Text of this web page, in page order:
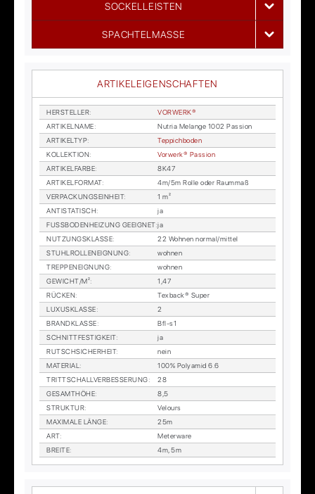
SOCKELLEISTEN
SPACHTELMASSE
ARTIKELEIGENSCHAFTEN
HER­STEL­LER:
VOR­WER­K®
AR­TI­KEL­NA­ME:
Nut­ria Me­lan­ge 1002 Pas­si­on
AR­TI­KEL­TYP:
Tep­pich­bo­den
KOL­LEK­TI­ON:
Vor­wer­k® Pas­si­on
AR­TI­KEL­FAR­BE:
8K47
AR­TI­KEL­FOR­MAT:
4m/5m Rol­le oder Raum­maß
VER­PA­CKUNGS­EIN­HEIT:
1 m²
AN­TI­STA­TISCH:
ja
FUSS­BO­DEN­HEI­ZUNG GE­EIG­NET:ja
NUT­ZUNGS­KLAS­SE:
22 Woh­nen nor­mal/mit­tel
STUHL­ROL­LEN­EIG­NUNG:
woh­nen
TREP­PEN­EIG­NUNG:
woh­nen
GE­WICHT/M²:
1,47
RÜ­CKEN:
Tex­back® Su­per
LU­XUS­KLAS­SE:
2
BRAND­KLAS­SE:
Bfl-s1
SCHNITT­FES­TIG­KEIT:
ja
RUTSCH­SI­CHER­HEIT:
nein
MA­TE­RI­AL:
100% Po­ly­amid 6.6
TRITT­SCHALL­VER­BES­SE­RUNG:
28
GE­SAMT­HÖ­HE:
8,5
STRUK­TUR:
Ve­lours
MA­XI­MA­LE LÄN­GE:
25m
ART:
Me­ter­wa­re
BREI­TE: 4m, 5m